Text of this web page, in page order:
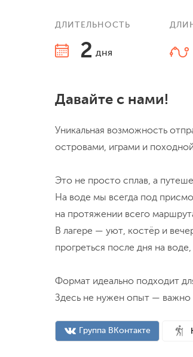
ДЛИТЕЛЬНОСТЬ
2 дня
Давайте с нами!
Уникальная возможность
островами, играми и
Это не просто сплав, а
На воде мы всегда под
на протяжении всего
В лагере — уют, костёр и
прогреться после дня на
Формат идеально подходит
Здесь не нужен опыт — важно
Группа ВКонтакте